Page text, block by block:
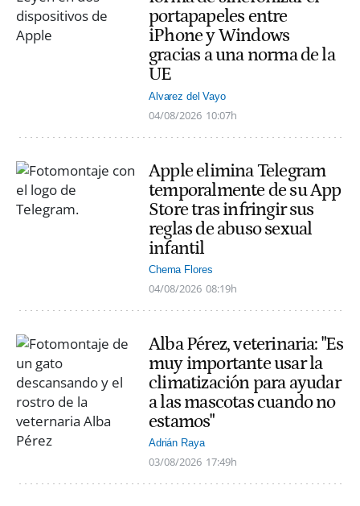
portapapeles entre
iPhone y Windows
gracias a una norma de la
UE
Alvarez del Vayo
04/08/2026 10:07h
Apple elimina Telegram
temporalmente de su App
Store tras infringir sus
reglas de abuso sexual
infantil
Chema Flores
04/08/2026 08:19h
Alba Pérez, veterinaria: "Es
muy importante usar la
climatización para ayudar
a las mascotas cuando no
estamos"
Adrián Raya
03/08/2026 17:49h